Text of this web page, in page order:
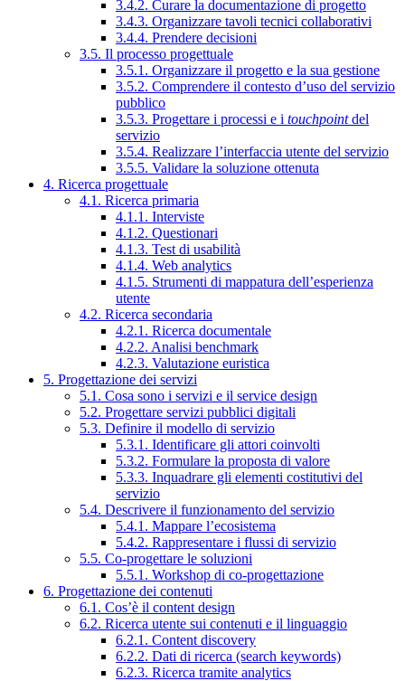
3.4.2. Curare la documentazione di progetto
3.4.3. Organizzare tavoli tecnici collaborativi
3.4.4. Prendere decisioni
3.5. Il processo progettuale
3.5.1. Organizzare il progetto e la sua gestione
3.5.2. Comprendere il contesto d’uso del servizio
pubblico
3.5.3. Progettare i processi e i touchpointdel
servizio
3.5.4. Realizzare l’interfaccia utente del servizio
3.5.5. Validare la soluzione ottenuta
4. Ricerca progettuale
4.1. Ricerca primaria
4.1.1. Interviste
4.1.2. Questionari
4.1.3. Test di usabilità
4.1.4. Web analytics
4.1.5. Strumenti di mappatura dell’esperienza
utente
4.2. Ricerca secondaria
4.2.1. Ricerca documentale
4.2.2. Analisi benchmark
4.2.3. Valutazione euristica
5. Progettazione dei servizi
5.1. Cosa sono i servizi e il service design
5.2. Progettare servizi pubblici digitali
5.3. Definire il modello di servizio
5.3.1. Identificare gli attori coinvolti
5.3.2. Formulare la proposta di valore
5.3.3. Inquadrare gli elementi costitutivi del
servizio
5.4. Descrivere il funzionamento del servizio
5.4.1. Mappare l’ecosistema
5.4.2. Rappresentare i flussi di servizio
5.5. Co-progettare le soluzioni
5.5.1. Workshop di co-progettazione
6. Progettazione dei contenuti
6.1. Cos’è il content design
6.2. Ricerca utente sui contenuti e il linguaggio
6.2.1. Content discovery
6.2.2. Dati di ricerca (search keywords)
6.2.3. Ricerca tramite analytics